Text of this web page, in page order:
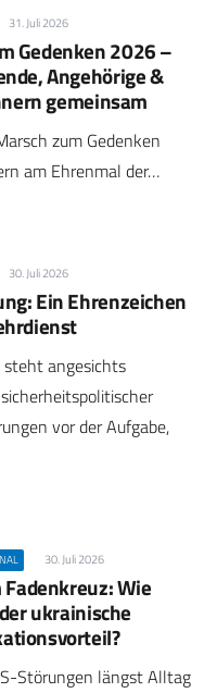
31. Juli 2026
Gedenken 2026 –
Angehörige &
gemeinsam
zum Gedenken
am Ehrenmal der…
30. Juli 2026
Ein Ehrenzeichen
angesichts
vor der Aufgabe,
30. Juli 2026
Wie
ukrainische
Störungen längst Alltag